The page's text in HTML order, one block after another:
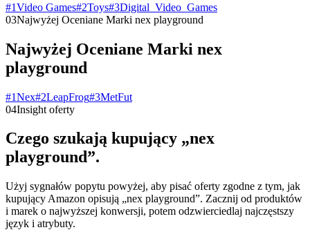
#1Video Games#2Toys#3Digital_Video_Games
03Najwyżej Oceniane Marki nex playground
Najwyżej Oceniane Marki nex
playground
#1Nex#2LeapFrog#3MetFut
04Insight oferty
Czego szukają kupujący „nex
playground”.
Użyj sygnałów popytu powyżej, aby pisać oferty zgodne z tym, jak
kupujący Amazon opisują „nex playground”. Zacznij od produktów
i marek o najwyższej konwersji, potem odzwierciedlaj najczęstszy
język i atrybuty.